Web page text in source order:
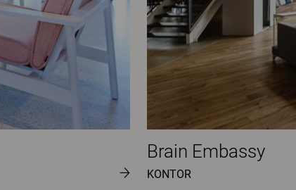
Brain Embassy
KONTOR